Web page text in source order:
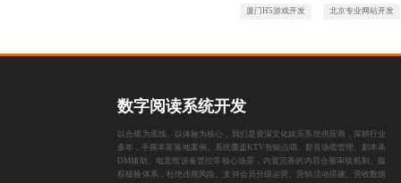
厦门H5游戏开发 北京专业网站开发
数字阅读系统开发
以合规为底线、以体验为核心，我们是资深文化娱乐系统供应商，深耕行业
多年，手握丰富落地案例。系统覆盖KTV智能点唱、影音场馆管理、剧本杀
DM辅助、电竞馆设备管控等核心场景，内置完善的内容合规审核机制、版
权核验体系，杜绝违规风险。支持会员分级运营、营销活动搭建、营收数据